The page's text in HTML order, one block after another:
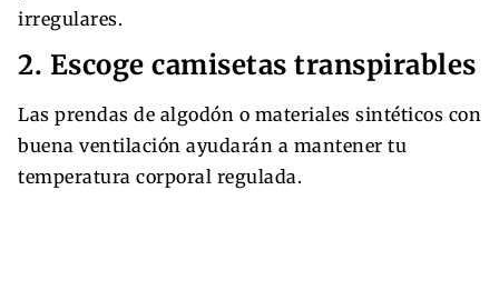
irregulares.
2. Escoge camisetas transpirables
Las prendas de algodón o materiales sintéticos con
buena ventilación ayudarán a mantener tu
temperatura corporal regulada.